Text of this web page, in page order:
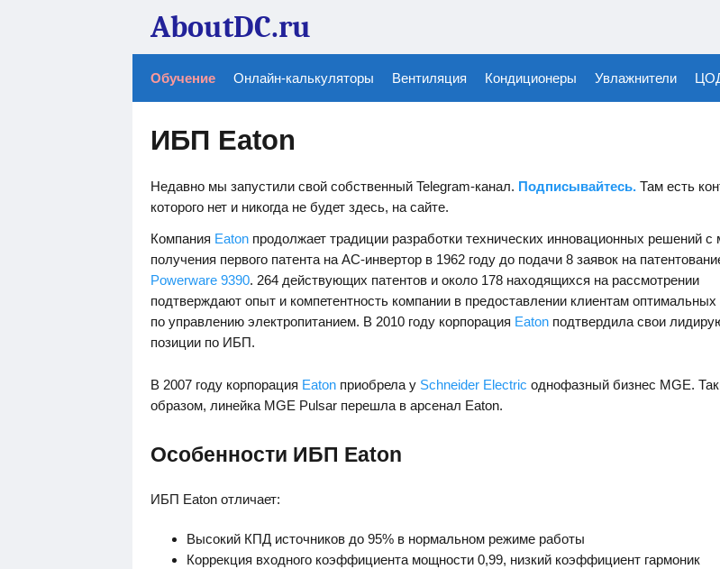
AboutDC.ru
Обучение Онлайн-калькуляторы Вентиляция Кондиционеры Увлажнители
ИБП Eaton
Недавно мы запустили свой собственный Telegram-канал. Подписывайтесь. Там есть
которого нет и никогда не будет здесь, на сайте.
Компания Eaton продолжает традиции разработки технических инновационных решений с
получения первого патента на AC-инвертор в 1962 году до подачи 8 заявок на
Powerware 9390. 264 действующих патентов и около 178 находящихся на рассмотрении
подтверждают опыт и компетентность компании в предоставлении клиентам
по управлению электропитанием. В 2010 году корпорация Eaton подтвердила свои
позиции по ИБП.
В 2007 году корпорация Eaton приобрела у Schneider Electric однофазный бизнес MGE.
образом, линейка MGE Pulsar перешла в арсенал Eaton.
Особенности ИБП Eaton
ИБП Eaton отличает:
Высокий КПД источников до 95% в нормальном режиме работы
Коррекция входного коэффициента мощности 0,99, низкий коэффициент гармоник